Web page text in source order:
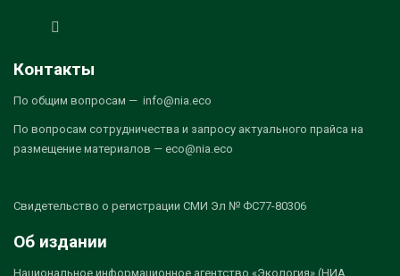
Контакты
По общим вопросам — info@nia.eco
По вопросам сотрудничества и запросу актуального прайса на
размещение материалов — eco@nia.eco
Свидетельство о регистрации СМИ Эл № ФС77-80306
Об издании
Национальное информационное агентство «Экология» (НИА